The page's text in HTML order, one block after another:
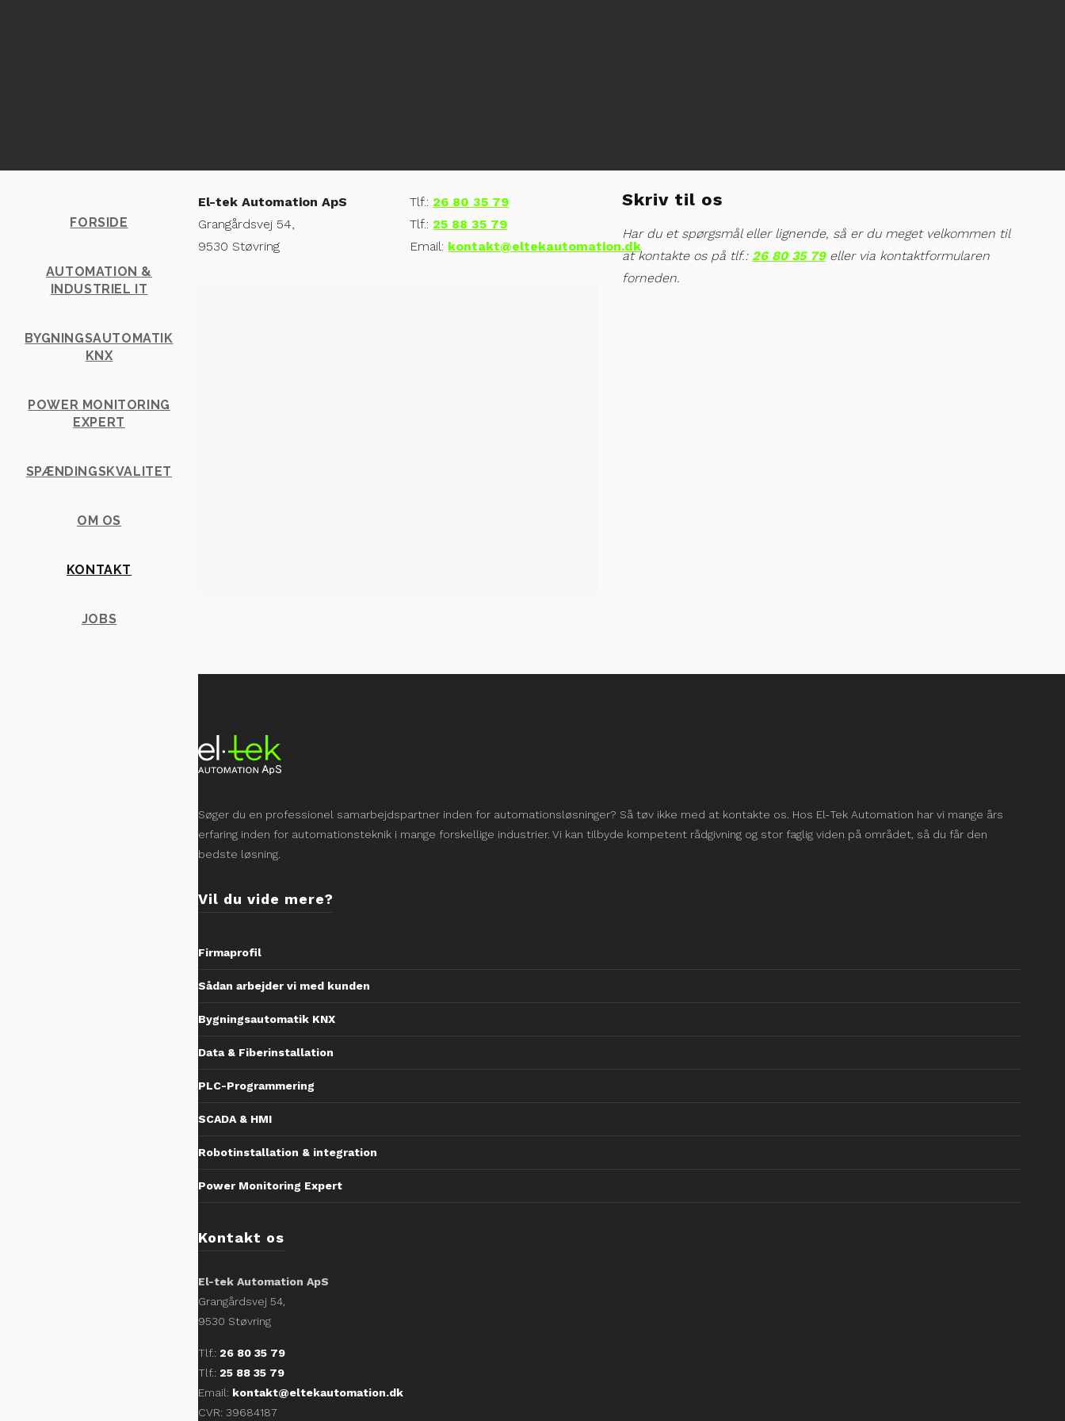
FORSIDE
AUTOMATION &
INDUSTRIEL IT
BYGNINGSAUTOMATIK
KNX
POWER MONITORING
EXPERT
SPÆNDINGSKVALITET
OM OS
KONTAKT
JOBS
El-tek Automation ApS
Grangårdsvej 54,
9530 Støvring
Tlf.: 26 80 35 79
Tlf.: 25 88 35 79
Email: kontakt@eltekautomation.dk
Skriv til os
Har du et spørgsmål eller lignende, så er du meget velkommen til
at kontakte os på tlf.: 26 80 35 79eller via kontaktformularen
forneden.
Søger du en professionel samarbejdspartner inden for automationsløsninger? Så tøv ikke med at kontakte os. Hos El-Tek Automation har vi mange års
erfaring inden for automationsteknik i mange forskellige industrier. Vi kan tilbyde kompetent rådgivning og stor faglig viden på området, så du får den
bedste løsning.
Vil du vide mere?
Firmaprofil
Sådan arbejder vi med kunden
Bygningsautomatik KNX
Data & Fiberinstallation
PLC-Programmering
SCADA & HMI
Robotinstallation & integration
Power Monitoring Expert
Kontakt os
El-tek Automation ApS
Grangårdsvej 54,
9530 Støvring
Tlf.: 26 80 35 79
Tlf.: 25 88 35 79
Email: kontakt@eltekautomation.dk
CVR: 39684187